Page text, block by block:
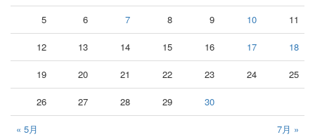
« 5月 7月 »
5 6 7 8 9 10 11
12 13 14 15 16 17 18
19 20 21 22 23 24 25
26 27 28 29 30